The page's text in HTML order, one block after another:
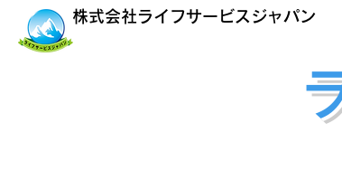
株式会社ライフサービスジャパン